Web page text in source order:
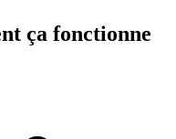
ça fonctionne